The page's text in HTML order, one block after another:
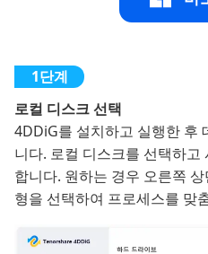
로컬 디스크 선택
4DDiG를 설치하고 실행한 후
니다. 로컬 디스크를 선택하
합니다. 원하는 경우 오른쪽
형을 선택하여 프로세스를 맞